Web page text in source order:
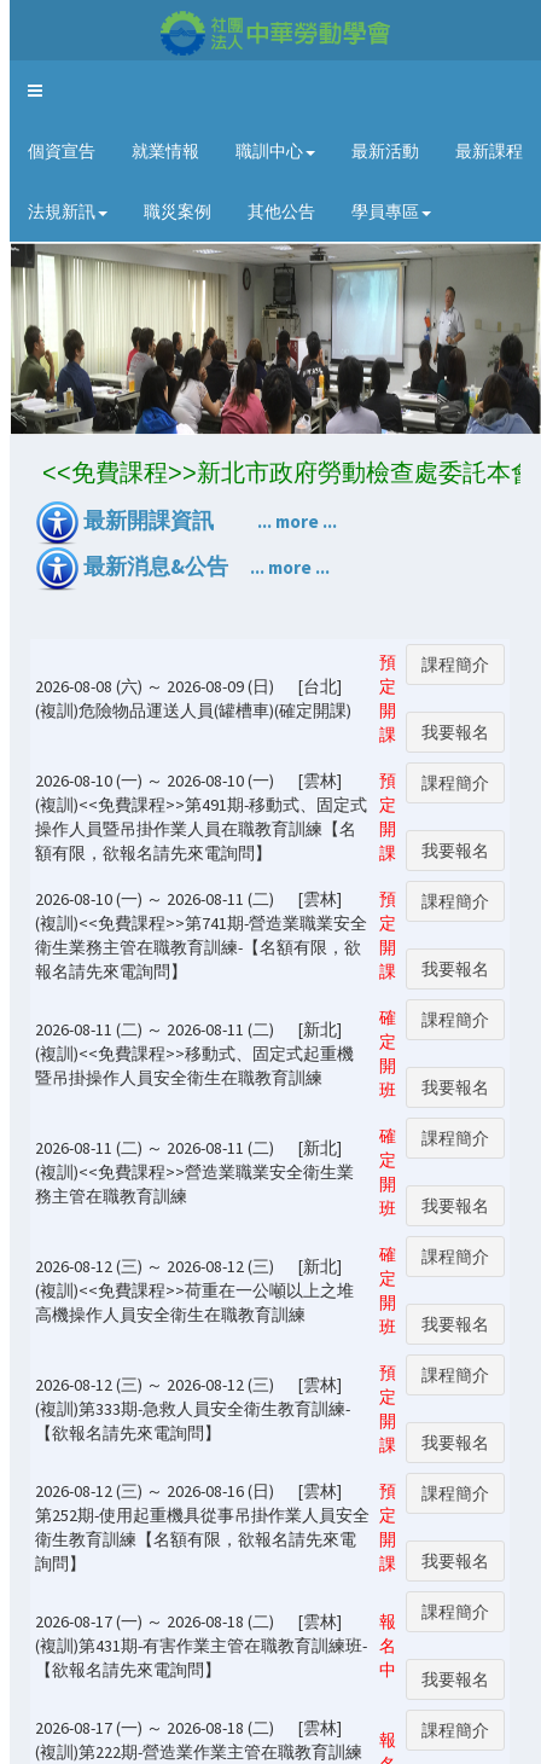
Toggle
個資宣告 就業情報 職訓中心 最新活動 最新課程
法規新訊 職災案例 其他公告 學員專區
<<免費課程>>新北市政府勞動檢查處委託本
最新開課資訊 ... more ...
最新消息&公告 ... more ...
2026-08-08 (六) ～ 2026-08-09 (日)
[台北]
(複訓)危險物品運送人員(罐槽車)(確定開課)
預
定
開
課
課程簡介
我要報名
2026-08-10 (一) ～ 2026-08-10 (一)
[雲林]
(複訓)<<免費課程>>第491期-移動式、固定式
操作人員暨吊掛作業人員在職教育訓練【名
額有限，欲報名請先來電詢問】
預
定
開
課
課程簡介
我要報名
2026-08-10 (一) ～ 2026-08-11 (二)
[雲林]
(複訓)<<免費課程>>第741期-營造業職業安全
衛生業務主管在職教育訓練-【名額有限，欲
報名請先來電詢問】
預
定
開
課
課程簡介
我要報名
2026-08-11 (二) ～ 2026-08-11 (二)
[新北]
(複訓)<<免費課程>>移動式、固定式起重機
暨吊掛操作人員安全衛生在職教育訓練
確
定
開
班
課程簡介
我要報名
2026-08-11 (二) ～ 2026-08-11 (二)
[新北]
(複訓)<<免費課程>>營造業職業安全衛生業
務主管在職教育訓練
確
定
開
班
課程簡介
我要報名
2026-08-12 (三) ～ 2026-08-12 (三)
[新北]
(複訓)<<免費課程>>荷重在一公噸以上之堆
高機操作人員安全衛生在職教育訓練
確
定
開
班
課程簡介
我要報名
2026-08-12 (三) ～ 2026-08-12 (三)
[雲林]
(複訓)第333期-急救人員安全衛生教育訓練-
【欲報名請先來電詢問】
預
定
開
課
課程簡介
我要報名
2026-08-12 (三) ～ 2026-08-16 (日)
[雲林]
第252期-使用起重機具從事吊掛作業人員安全
衛生教育訓練【名額有限，欲報名請先來電
詢問】
預
定
開
課
課程簡介
我要報名
2026-08-17 (一) ～ 2026-08-18 (二)
[雲林]
(複訓)第431期-有害作業主管在職教育訓練班-
【欲報名請先來電詢問】
報
名
中
課程簡介
我要報名
2026-08-17 (一) ～ 2026-08-18 (二)
[雲林]
(複訓)第222期-營造業作業主管在職教育訓練
報
課程簡介